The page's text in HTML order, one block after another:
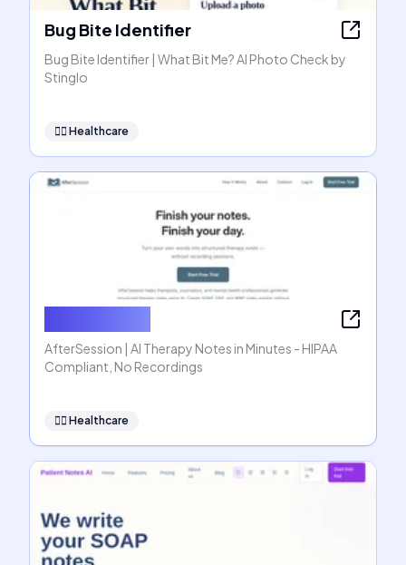
Bug Bite Identifier
Bug Bite Identifier | What Bit Me? AI Photo Check by
Stinglo
👩‍⚕️ Healthcare
AfterSession | AI Therapy Notes in Minutes - HIPAA
Compliant, No Recordings
👩‍⚕️ Healthcare